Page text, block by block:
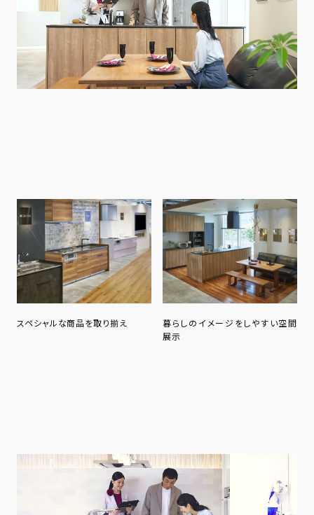
スペシャルな商品を取り揃え
暮らしのイメージをしやすい空間
展示